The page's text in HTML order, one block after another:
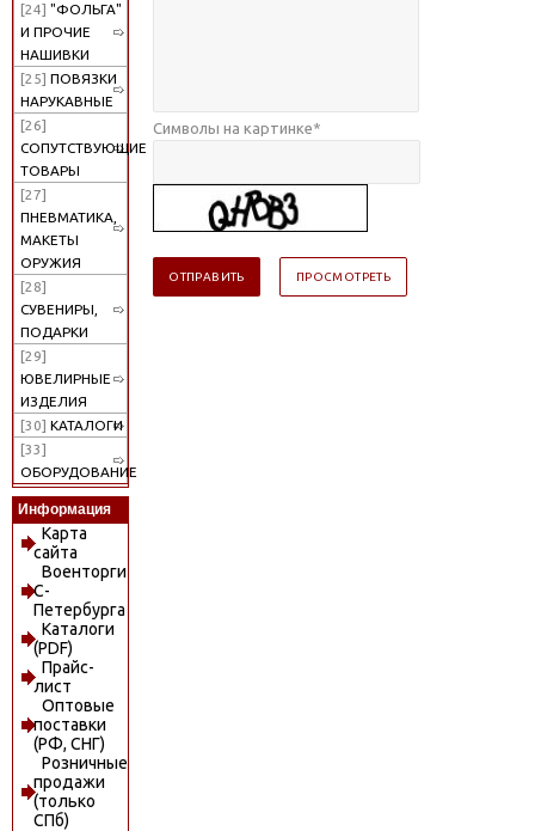
[24] "ФОЛЬГА"
И ПРОЧИЕ
НАШИВКИ
[25] ПОВЯЗКИ
НАРУКАВНЫЕ
[26]
СОПУТСТВУЮЩИЕ
ТОВАРЫ
[27]
ПНЕВМАТИКА,
МАКЕТЫ
ОРУЖИЯ
[28]
СУВЕНИРЫ,
ПОДАРКИ
[29]
ЮВЕЛИРНЫЕ
ИЗДЕЛИЯ
[30] КАТАЛОГИ
[33]
ОБОРУДОВАНИЕ
Информация
Карта
сайта
Военторги
С-
Петербурга
Каталоги
(PDF)
Прайс-
лист
Оптовые
поставки
(РФ, СНГ)
Розничные
продажи
(только
СПб)
Символы на картинке*